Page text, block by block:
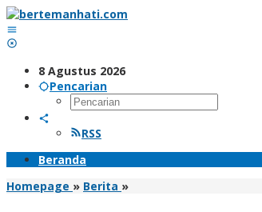
Lewati
ke
konten
8 Agustus 2026
Pencarian
RSS
Beranda
Homepage » Berita »Tiba